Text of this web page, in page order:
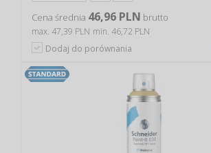
Cena średnia 46,96 PLN brutto
max. 47,39 PLN min. 46,72 PLN
Dodaj do porównania